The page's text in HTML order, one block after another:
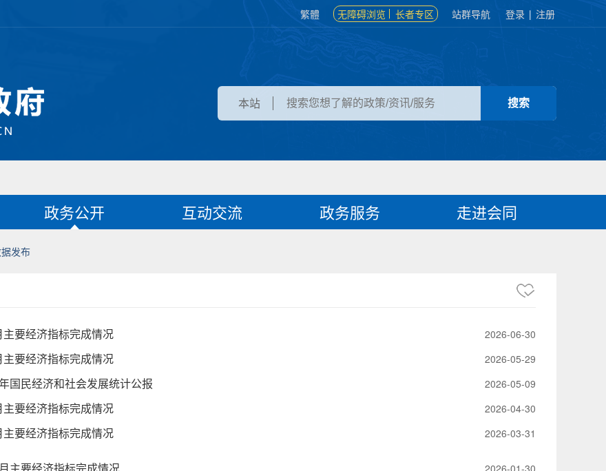
繁體 无障碍浏览 长者专区 站群导航 登录 | 注册
本站
政务公开 互动交流 政务服务 走进会同
发布
要经济指标完成情况 2026-06-30
要经济指标完成情况 2026-05-29
国民经济和社会发展统计公报 2026-05-09
要经济指标完成情况 2026-04-30
要经济指标完成情况 2026-03-31
2026-01-30